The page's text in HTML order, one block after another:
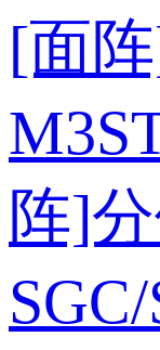
[面
阵]